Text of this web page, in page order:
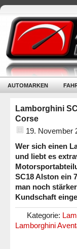
AUTOMARKEN
Lamborghini
Corse
19. November
Wer sich einen
und liebt es
SC18 Alston ein
man noch
Kundschaft
Kategorie:
Lamborghini